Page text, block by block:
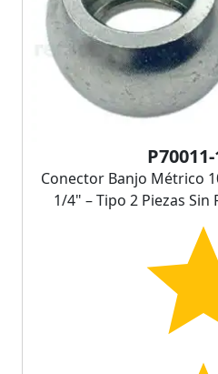
Conector Banjo Métrico
1/4" – Tipo 2 Piezas Sin